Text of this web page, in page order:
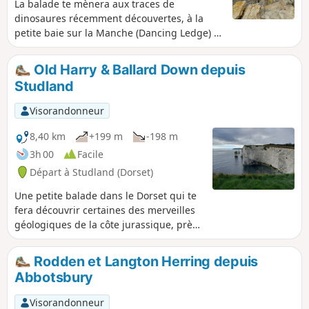
La balade te mènera aux traces de
dinosaures récemment découvertes, à la
petite baie sur la Manche (Dancing Ledge) et
au sommet des falaises avant d'atteindre la
partie sud de Swanage via le château de
Durlston Head. Profite de la vue magnifique
sur la mer et du sentier sauvage de la côte
sud-ouest tout au long du parcours.
Old Harry & Ballard Down depuis
Studland
Visorandonneur
8,40 km
+199 m
-198 m
3h 00
Facile
Départ à Studland (Dorset)
Une petite balade dans le Dorset qui te
fera découvrir certaines des merveilles
géologiques de la côte jurassique, près
de Studland. La balade offre également
de superbes vues sur la baie de
Swanage.
Rodden et Langton Herring depuis
Abbotsbury
Visorandonneur